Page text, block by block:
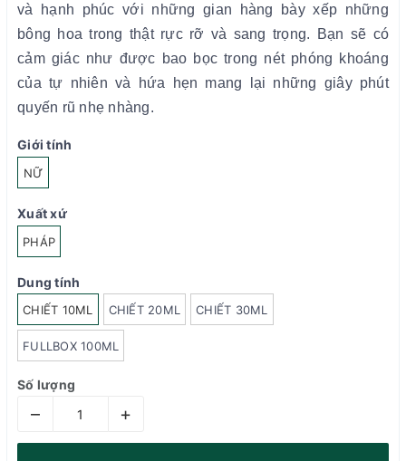
và hạnh phúc với những gian hàng bày xếp những
bông hoa trong thật rực rỡ và sang trọng. Bạn sẽ có
cảm giác như được bao bọc trong nét phóng khoáng
của tự nhiên và hứa hẹn mang lại những giây phút
quyến rũ nhẹ nhàng.
Giới tính
NỮ
Xuất xứ
PHÁP
Dung tính
CHIẾT 10ML CHIẾT 20ML CHIẾT 30ML
FULLBOX 100ML
Số lượng
– +